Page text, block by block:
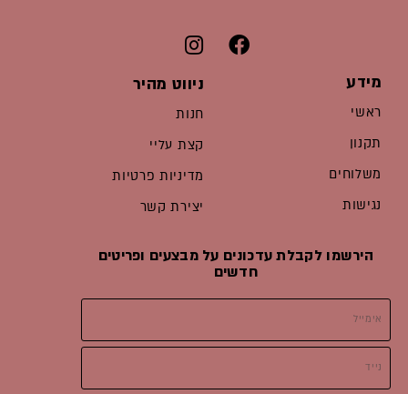
מידע
ראשי
תקנון
משלוחים
נגישות
ניווט מהיר
חנות
קצת עליי
מדיניות פרטיות
יצירת קשר
הירשמו לקבלת עדכונים על מבצעים ופריטים
חדשים